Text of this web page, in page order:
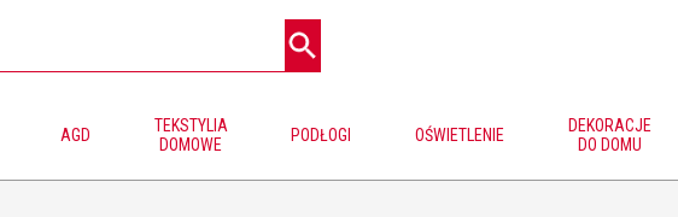
AGD
TEKSTYLIA
DOMOWE
PODŁOGI OŚWIETLENIE
DEKORACJE
DO DOMU